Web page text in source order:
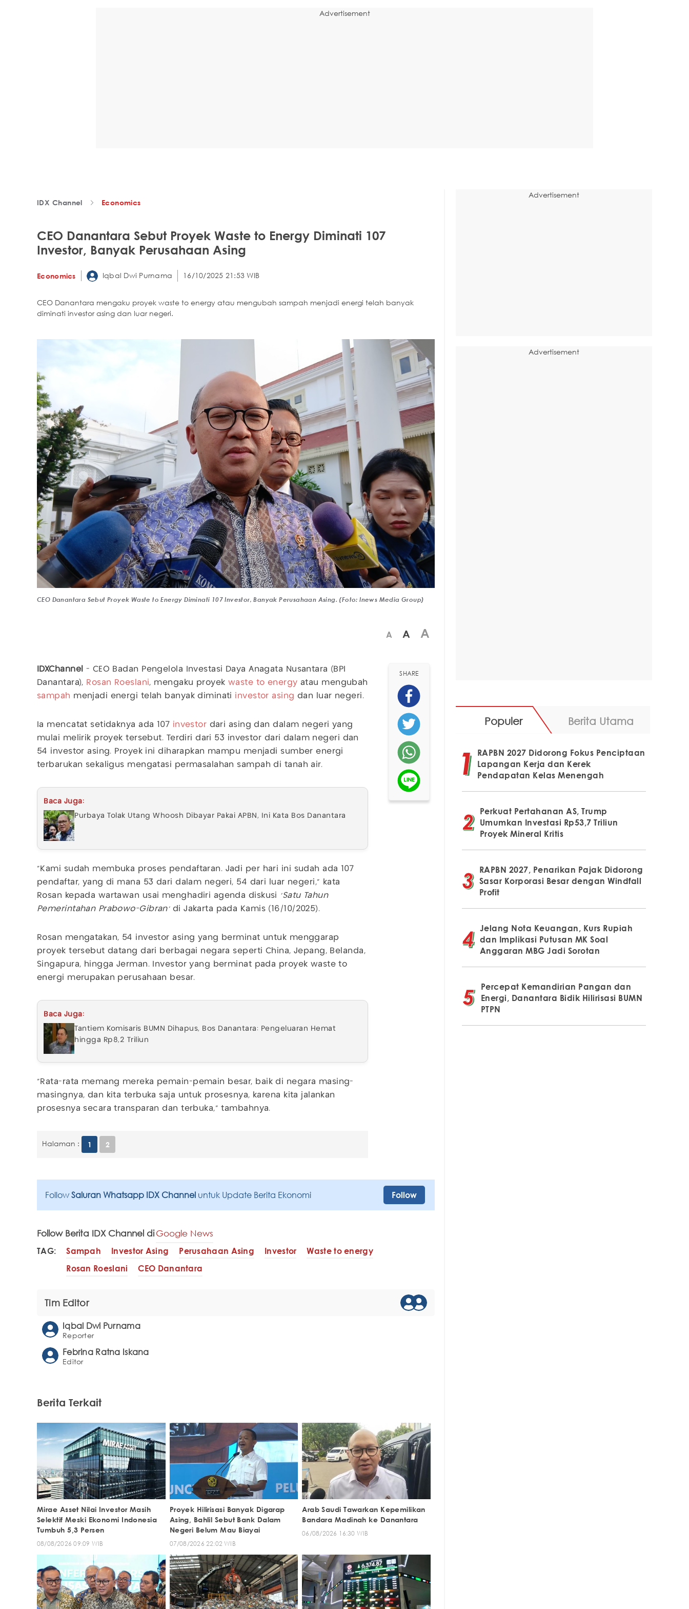
Advertisement
IDX Channel Economics
CEO Danantara Sebut Proyek Waste to Energy Diminati 107
Investor, Banyak Perusahaan Asing
Economics Iqbal Dwi Purnama 16/10/2025 21:53 WIB
CEO Danantara mengaku proyek waste to energy atau mengubah sampah menjadi energi telah banyak
diminati investor asing dan luar negeri.
CEO Danantara Sebut Proyek Waste to Energy Diminati 107 Investor, Banyak Perusahaan Asing. (Foto: Inews Media Group)
A A A
IDXChannel
- CEO Badan Pengelola Investasi Daya Anagata Nusantara (BPI
Danantara), Rosan Roeslani, mengaku proyek waste to energy atau mengubah
sampah menjadi energi telah banyak diminati investor asing dan luar negeri.
Ia mencatat setidaknya ada 107 investor dari asing dan dalam negeri yang
mulai melirik proyek tersebut. Terdiri dari 53 investor dari dalam negeri dan
54 investor asing. Proyek ini diharapkan mampu menjadi sumber energi
terbarukan sekaligus mengatasi permasalahan sampah di tanah air.
Baca Juga:
Purbaya Tolak Utang Whoosh Dibayar Pakai APBN, Ini Kata Bos Danantara
"Kami sudah membuka proses pendaftaran. Jadi per hari ini sudah ada 107
pendaftar, yang di mana 53 dari dalam negeri, 54 dari luar negeri," kata
Rosan kepada wartawan usai menghadiri agenda diskusi 'Satu Tahun
Pemerintahan Prabowo-Gibran' di Jakarta pada Kamis (16/10/2025).
Rosan mengatakan, 54 investor asing yang berminat untuk menggarap
proyek tersebut datang dari berbagai negara seperti China, Jepang, Belanda,
Singapura, hingga Jerman. Investor yang berminat pada proyek waste to
energi merupakan perusahaan besar.
Baca Juga:
Tantiem Komisaris BUMN Dihapus, Bos Danantara: Pengeluaran Hemat
hingga Rp8,2 Triliun
"Rata-rata memang mereka pemain-pemain besar, baik di negara masing-
masingnya, dan kita terbuka saja untuk prosesnya, karena kita jalankan
prosesnya secara transparan dan terbuka," tambahnya.
Halaman : 1 2
SHARE
Follow Saluran Whatsapp IDX Channel untuk Update Berita Ekonomi Follow
Follow Berita IDX Channel diGoogle News
TAG: Sampah Investor Asing Perusahaan Asing Investor
Waste to energy
Rosan Roeslani
CEO Danantara
Tim Editor
Iqbal Dwi Purnama
Reporter
Febrina Ratna Iskana
Editor
Berita Terkait
Mirae Asset Nilai Investor Masih
Selektif Meski Ekonomi Indonesia
Tumbuh 5,3 Persen
08/08/2026 09:09 WIB
Proyek Hilirisasi Banyak Digarap
Asing, Bahlil Sebut Bank Dalam
Negeri Belum Mau Biayai
07/08/2026 22:02 WIB
Arab Saudi Tawarkan Kepemilikan
Bandara Madinah ke Danantara
06/08/2026 16:30 WIB
Advertisement
Advertisement
Populer Berita Utama
RAPBN 2027 Didorong Fokus Penciptaan
Lapangan Kerja dan Kerek
Pendapatan Kelas Menengah
Perkuat Pertahanan AS, Trump
Umumkan Investasi Rp53,7 Triliun
Proyek Mineral Kritis
RAPBN 2027, Penarikan Pajak Didorong
Sasar Korporasi Besar dengan Windfall
Profit
Jelang Nota Keuangan, Kurs Rupiah
dan Implikasi Putusan MK Soal
Anggaran MBG Jadi Sorotan
Percepat Kemandirian Pangan dan
Energi, Danantara Bidik Hilirisasi BUMN
PTPN